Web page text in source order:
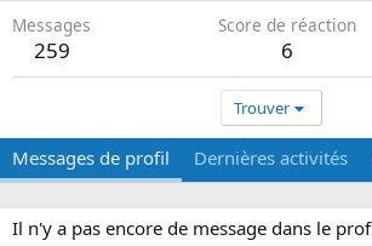
Messages
259
Score de réaction
6
Trouver
Messages de profil Dernières activités
Il n'y a pas encore de message dans le